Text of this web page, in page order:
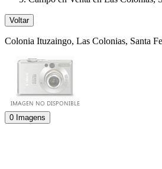
Voltar
Colonia Ituzaingo, Las Colonias, Santa
0 Imagens